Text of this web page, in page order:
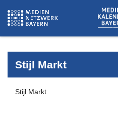
Stijl Markt
Stijl Markt